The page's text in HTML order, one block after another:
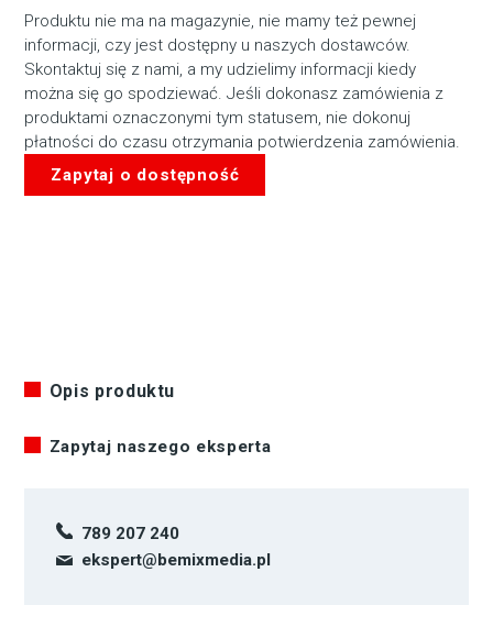
Produktu nie ma na magazynie, nie mamy też pewnej
informacji, czy jest dostępny u naszych dostawców.
Skontaktuj się z nami, a my udzielimy informacji kiedy
można się go spodziewać. Jeśli dokonasz zamówienia z
produktami oznaczonymi tym statusem, nie dokonuj
płatności do czasu otrzymania potwierdzenia zamówienia.
Zapytaj o dostępność
Opis produktu
Zapytaj naszego eksperta
789 207 240
ekspert@bemixmedia.pl